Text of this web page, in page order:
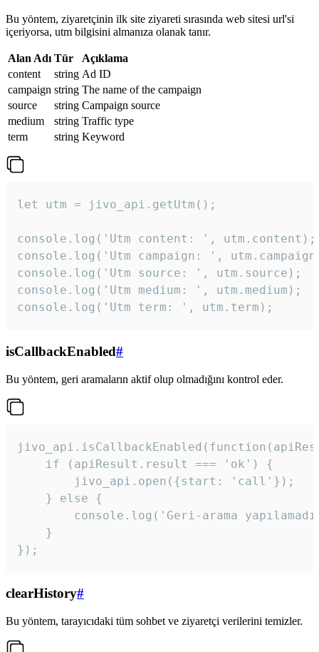
Bu yöntem, ziyaretçinin ilk site ziyareti sırasında web sitesi url'si
içeriyorsa, utm bilgisini almanıza olanak tanır.
Alan Adı Tür
Açıklama
content
string Ad ID
campaign string The name of the campaign
source
string Campaign source
medium
string Traffic type
term
string Keyword
let utm = jivo_api.getUtm();
console.log('Utm content: ', utm.content);
console.log('Utm campaign: ',
console.log('Utm source: ', utm.source);
console.log('Utm medium: ', utm.medium);
console.log('Utm term: ', utm.term);
isCallbackEnabled#
Bu yöntem, geri aramaların aktif olup olmadığını kontrol eder.
    if (apiResult.result === 'ok') {
        jivo_api.open({start: 'call'});
    } else {
console.log('Geri-arama
    }
});
clearHistory#
Bu yöntem, tarayıcıdaki tüm sohbet ve ziyaretçi verilerini temizler.